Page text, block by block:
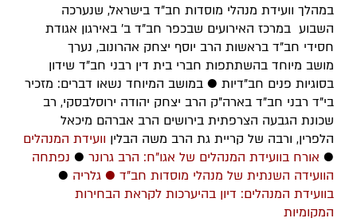
במהלך וועידת מנהלי מוסדות חב"ד בישראל, שנערכה
השבוע במרכז האירועים שבכפר חב"ד ב' באירגון אגודת
חסידי חב"ד בראשות הרב יוסף יצחק אהרונוב, נערך
מושב מיוחד בהשתתפות חברי בית דין רבני חב"ד שידון
בסוגיות פנים חב"דיות ● במושב המיוחד נשאו דברים: מזכיר
בי"ד רבני חב"ד בארה"ק הרב יצחק יהודה ירוסלבסקי, רב
שכונת הגבעה הצרפתית בירושים הרב אברהם מיכאל
הלפרין, ורבה של קריית גת הרב משה הבלין וועידת המנהלים
● אורח בוועידת המנהלים של אגו"ח: הרב גרונר ● נפתחה
הוועידה השנתית של מנהלי מוסדות חב"ד ● גלריה ●
בוועידת המנהלים: דיון בהיערכות לקראת הבחירות
המקומיות